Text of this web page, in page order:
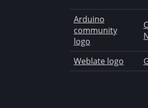
Arduino
community
logo
Weblate logo